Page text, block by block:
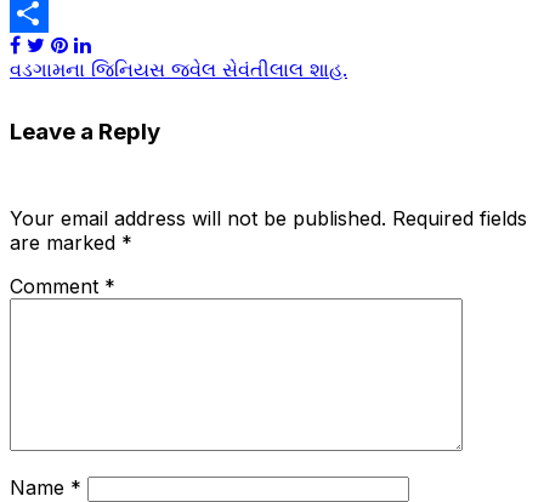
Link
LinkedIn
Share
Post
વડગામના જિનિયસ જ્વેલ સેવંતીલાલ શાહ.
Leave a Reply
Your email address will not be published. Required fields
are marked *
Comment *
Name *